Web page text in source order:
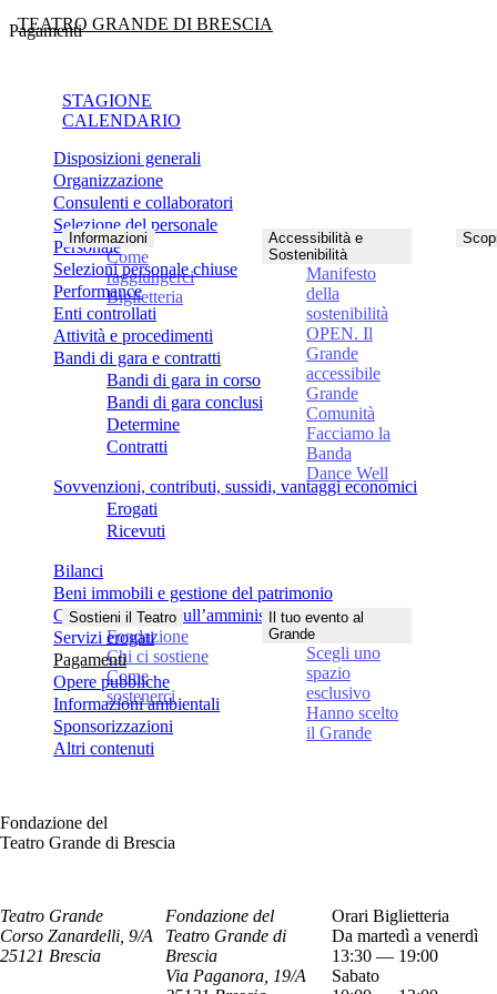
TEATRO GRANDE DI BRESCIA
STAGIONE
CALENDARIO
Informazioni
Come
raggiungerci
Biglietteria
Accessibilità e
Sostenibilità
Manifesto
della
sostenibilità
OPEN. Il
Grande
accessibile
Grande
Comunità
Facciamo la
Banda
Dance Well
Sostieni il Teatro
Fondazione
Chi ci sostiene
Come
sostenerci
Il tuo evento al
Grande
Scegli uno
spazio
esclusivo
Hanno scelto
il Grande
Disposizioni generali
Organizzazione
Consulenti e collaboratori
Selezione del personale
Personale
Selezioni personale chiuse
Performance
Enti controllati
Attività e procedimenti
Bandi di gara e contratti
Bandi di gara in corso
Bandi di gara conclusi
Determine
Contratti
Sovvenzioni, contributi, sussidi, vantaggi economici
Erogati
Ricevuti
Bilanci
Beni immobili e gestione del patrimonio
Controlli e rilievi sull’amministrazione
Servizi erogati
Pagamenti
Opere pubbliche
Informazioni ambientali
Sponsorizzazioni
Altri contenuti
Pagamenti
Fondazione del
Teatro Grande di Brescia
Teatro Grande
Corso Zanardelli, 9/A
25121 Brescia
Fondazione del
Teatro Grande di
Brescia
Via Paganora, 19/A
Orari Biglietteria
Da martedì a venerdì
13:30 — 19:00
Sabato